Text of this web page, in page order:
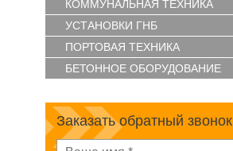
КОММУНАЛЬНАЯ ТЕХНИКА
УСТАНОВКИ ГНБ
ПОРТОВАЯ ТЕХНИКА
БЕТОННОЕ ОБОРУДОВАНИЕ
Заказать обратный звонок